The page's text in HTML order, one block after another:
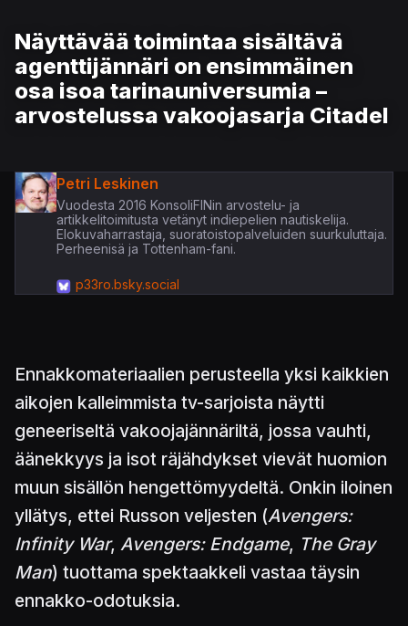
Näyttävää toimintaa sisältävä
agenttijännäri on ensimmäinen
osa isoa tarinauniversumia –
arvostelussa vakoojasarja Citadel
Petri Leskinen
Vuodesta 2016 KonsoliFINin arvostelu- ja
artikkelitoimitusta vetänyt indiepelien nautiskelija.
Elokuvaharrastaja, suoratoistopalveluiden suurkuluttaja.
Perheenisä ja Tottenham-fani.
p33ro.bsky.social
Ennakkomateriaalien perusteella yksi kaikkien
aikojen kalleimmista tv-sarjoista näytti
geneeriseltä vakoojajännäriltä, jossa vauhti,
äänekkyys ja isot räjähdykset vievät huomion
muun sisällön hengettömyydeltä. Onkin iloinen
yllätys, ettei Russon veljesten (Avengers:
Infinity War, Avengers: Endgame, The Gray
Man) tuottama spektaakkeli vastaa täysin
ennakko-odotuksia.